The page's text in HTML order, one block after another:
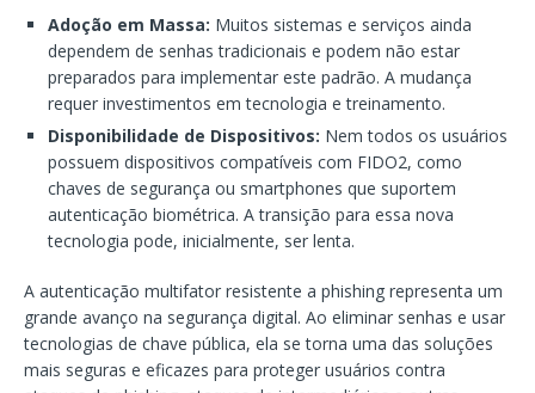
Adoção em Massa: Muitos sistemas e serviços ainda
dependem de senhas tradicionais e podem não estar
preparados para implementar este padrão. A mudança
requer investimentos em tecnologia e treinamento.
Disponibilidade de Dispositivos: Nem todos os usuários
possuem dispositivos compatíveis com FIDO2, como
chaves de segurança ou smartphones que suportem
autenticação biométrica. A transição para essa nova
tecnologia pode, inicialmente, ser lenta.
A autenticação multifator resistente a phishing representa um
grande avanço na segurança digital. Ao eliminar senhas e usar
tecnologias de chave pública, ela se torna uma das soluções
mais seguras e eficazes para proteger usuários contra